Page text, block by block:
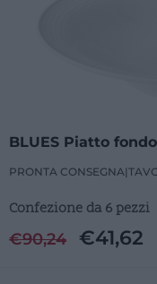
BLUES Piatto
PRONTA CONSEGNA|
Confezione da 6 pezzi
€90,24 €41,62